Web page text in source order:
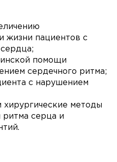
жизни пациентов с
помощи
сердечного ритма;
с нарушением
хирургические методы
ритма серца и